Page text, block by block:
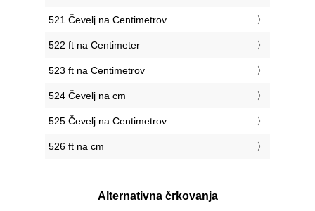
521 Čevelj na Centimetrov
522 ft na Centimeter
523 ft na Centimetrov
524 Čevelj na cm
525 Čevelj na Centimetrov
526 ft na cm
Alternativna črkovanja